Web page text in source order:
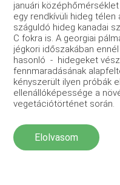
januári
egy rendkívüli hideg télen
száguldó hideg kanadai
C fokra is. A georgiai
jégkori időszakában
hasonló - hidegeket
fennmaradásának
kényszerült ilyen próbák
ellenállóképessége a
vegetációtörténet során.
Elolvasom